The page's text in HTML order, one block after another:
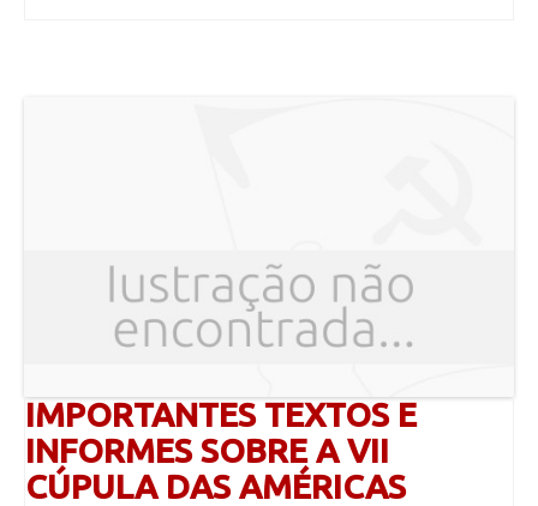
IMPORTANTES TEXTOS E
INFORMES SOBRE A VII
CÚPULA DAS AMÉRICAS